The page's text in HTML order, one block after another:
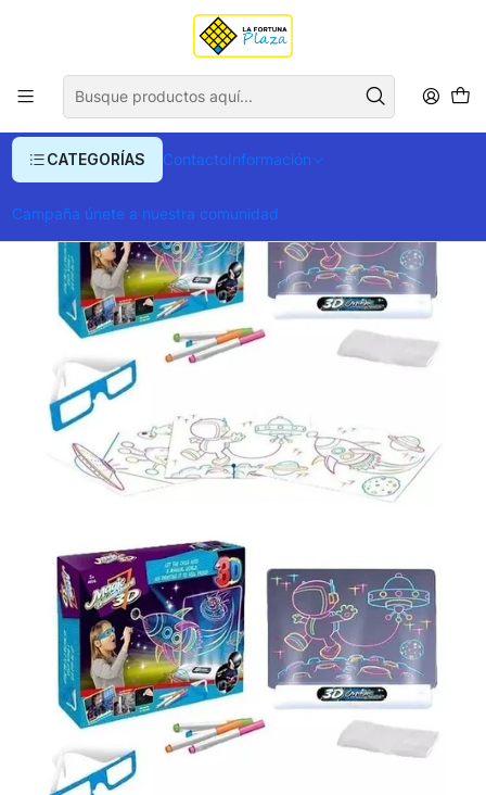
CATEGORÍAS ContactoInformación
Campaña únete a nuestra comunidad
Envío gratis para compras superiores a $ 400.000